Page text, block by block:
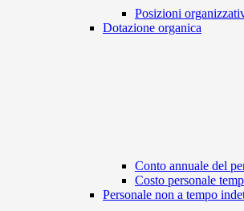
Posizioni
Dotazione organica
Conto annuale del
Costo personale
Personale non a tempo